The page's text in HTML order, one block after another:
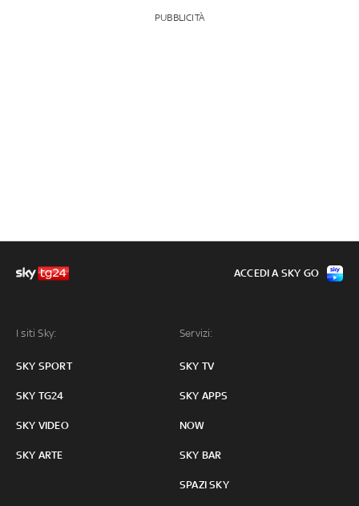
PUBBLICITÀ
I siti Sky:
SKY SPORT
SKY TG24
SKY VIDEO
SKY ARTE
Servizi:
SKY TV
SKY APPS
NOW
SKY BAR
SPAZI SKY
ACCEDI A SKY GO